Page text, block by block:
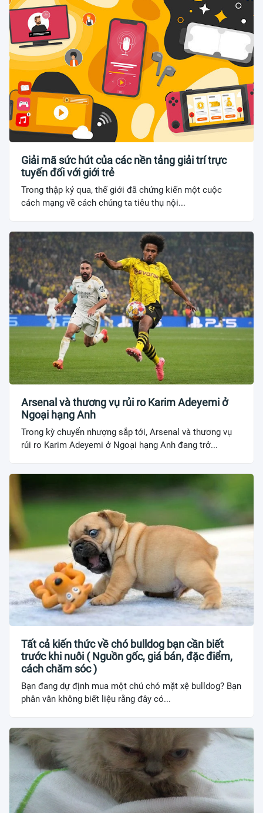
Giải mã sức hút của các nền tảng giải trí trực
tuyến đối với giới trẻ
Trong thập kỷ qua, thế giới đã chứng kiến một cuộc
cách mạng về cách chúng ta tiêu thụ nội...
Arsenal và thương vụ rủi ro Karim Adeyemi ở
Ngoại hạng Anh
Trong kỳ chuyển nhượng sắp tới, Arsenal và thương vụ
rủi ro Karim Adeyemi ở Ngoại hạng Anh đang trở...
Tất cả kiến thức về chó bulldog bạn cần biết
trước khi nuôi ( Nguồn gốc, giá bán, đặc điểm,
cách chăm sóc )
Bạn đang dự định mua một chú chó mặt xệ bulldog? Bạn
phân vân không biết liệu rằng đây có...